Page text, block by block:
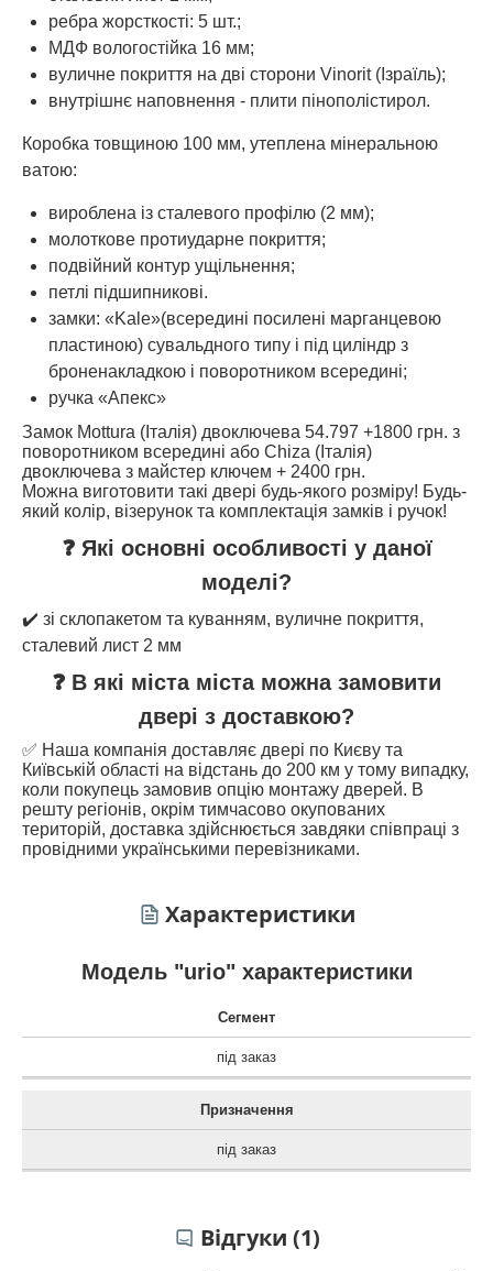
ребра жорсткості: 5 шт.;
МДФ вологостійка 16 мм;
вуличне покриття на дві сторони Vinorit (Ізраїль);
внутрішнє наповнення - плити пінополістирол.
Коробка товщиною 100 мм, утеплена мінеральною
ватою:
вироблена із сталевого профілю (2 мм);
молоткове протиударне покриття;
подвійний контур ущільнення;
петлі підшипникові.
замки: «Kale»(всередині посилені марганцевою
пластиною) сувальдного типу і під циліндр з
броненакладкою і поворотником всередині;
ручка «Апекс»
Замок Mottura (Італія) двоключева 54.797 +1800 грн. з
поворотником всередині або Chiza (Італія)
двоключева з майстер ключем + 2400 грн.
Можна виготовити такі двері будь-якого розміру! Будь-
який колір, візерунок та комплектація замків і ручок!
❓ Які основні особливості у даної
моделі?
✔️ зі склопакетом та куванням, вуличне покриття,
сталевий лист 2 мм
❓ В які міста міста можна замовити
двері з доставкою?
✅ Наша компанія доставляє двері по Києву та
Київській області на відстань до 200 км у тому випадку,
коли покупець замовив опцію монтажу дверей. В
решту регіонів, окрім тимчасово окупованих
територій, доставка здійснюється завдяки співпраці з
провідними українськими перевізниками.
Характеристики
Модель "urio" характеристики
Сегмент
під заказ
Призначення
під заказ
Відгуки (1)